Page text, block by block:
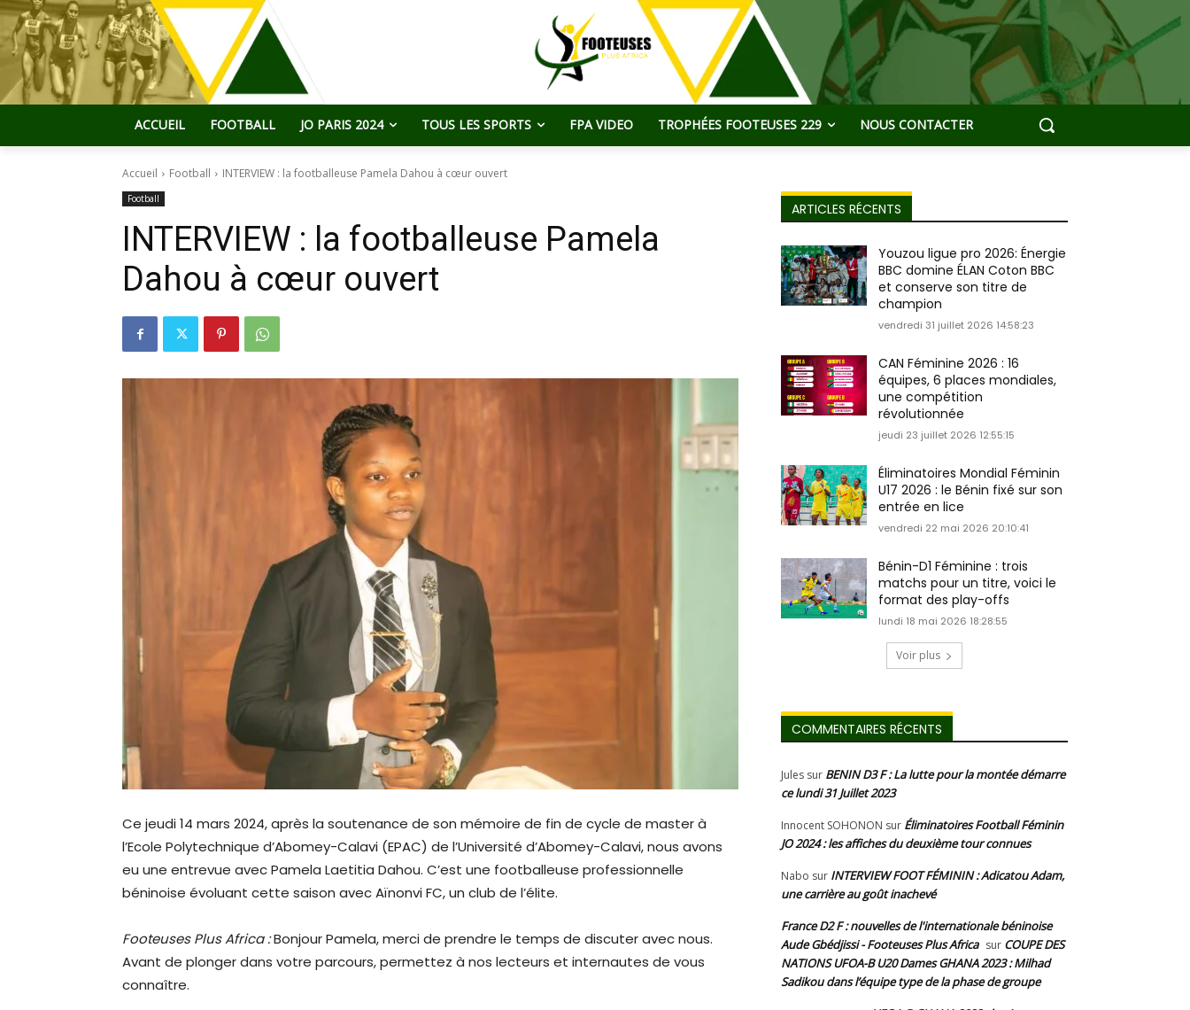
ACCUEIL FOOTBALL JO PARIS 2024 TOUS LES SPORTS FPA VIDEO TROPHÉES FOOTEUSES 229 NOUS CONTACTER
Accueil Football INTERVIEW : la footballeuse Pamela Dahou à cœur ouvert
Football
INTERVIEW : la footballeuse Pamela
Dahou à cœur ouvert
Ce jeudi 14 mars 2024, après la soutenance de son mémoire de fin de cycle de master à
l’Ecole Polytechnique d’Abomey-Calavi (EPAC) de l’Université d’Abomey-Calavi, nous avons
eu une entrevue avec Pamela Laetitia Dahou. C’est une footballeuse professionnelle
béninoise évoluant cette saison avec Aïnonvi FC, un club de l’élite.
Footeuses Plus Africa :Bonjour Pamela, merci de prendre le temps de discuter avec nous.
Avant de plonger dans votre parcours, permettez à nos lecteurs et internautes de vous
connaître.
ARTICLES RÉCENTS
Youzou ligue pro 2026: Énergie
BBC domine ÉLAN Coton BBC
et conserve son titre de
champion
vendredi 31 juillet 2026 14:58:23
CAN Féminine 2026 : 16
équipes, 6 places mondiales,
une compétition
révolutionnée
jeudi 23 juillet 2026 12:55:15
Éliminatoires Mondial Féminin
U17 2026 : le Bénin fixé sur son
entrée en lice
vendredi 22 mai 2026 20:10:41
Bénin-D1 Féminine : trois
matchs pour un titre, voici le
format des play-offs
lundi 18 mai 2026 18:28:55
Voir plus
COMMENTAIRES RÉCENTS
Jules sur BENIN D3 F : La lutte pour la montée démarre
ce lundi 31 Juillet 2023
Innocent SOHONON sur Éliminatoires Football Féminin
JO 2024 : les affiches du deuxième tour connues
Nabo sur INTERVIEW FOOT FÉMININ : Adicatou Adam,
une carrière au goût inachevé
France D2 F : nouvelles de l'internationale béninoise
Aude Gbédjissi - Footeuses Plus Africa sur COUPE DES
NATIONS UFOA-B U20 Dames GHANA 2023 : Milhad
Sadikou dans l’équipe type de la phase de groupe